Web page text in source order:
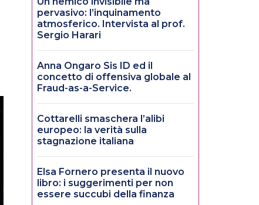
pervasivo: l’inquinamento
atmosferico. Intervista al prof.
Sergio Harari
Anna Ongaro Sis ID ed il
concetto di offensiva globale al
Fraud-as-a-Service.
Cottarelli smaschera l’alibi
europeo: la verità sulla
stagnazione italiana
Elsa Fornero presenta il nuovo
libro: i suggerimenti per non
essere succubi della finanza